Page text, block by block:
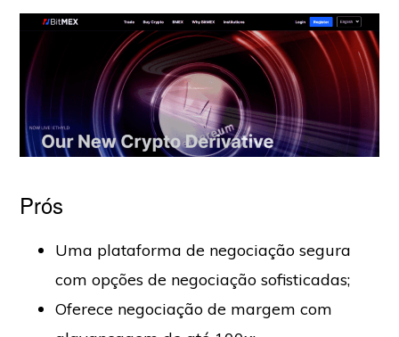
Prós
Uma plataforma de negociação segura
com opções de negociação sofisticadas;
Oferece negociação de margem com